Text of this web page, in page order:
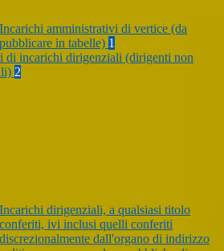
Incarichi amministrativi di vertice (da
pubblicare in tabelle) 1
di incarichi dirigenziali (dirigenti non
2
Incarichi dirigenziali, a qualsiasi titolo
conferiti, ivi inclusi quelli conferiti
discrezionalmente dall'organo di indirizzo